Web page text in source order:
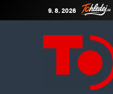
9. 8. 2026